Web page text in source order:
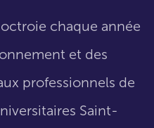
chaque année
et des
professionnels de
Saint-